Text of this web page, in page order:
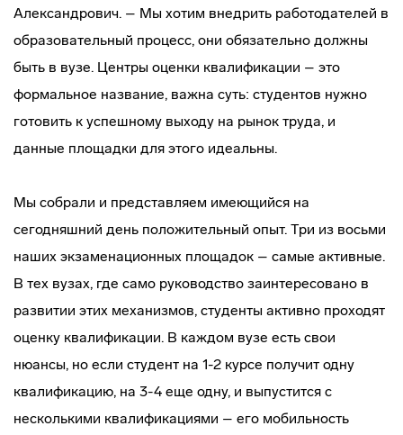
Александрович. – Мы хотим внедрить работодателей в
образовательный процесс, они обязательно должны
быть в вузе. Центры оценки квалификации – это
формальное название, важна суть: студентов нужно
готовить к успешному выходу на рынок труда, и
данные площадки для этого идеальны.
Мы собрали и представляем имеющийся на
сегодняшний день положительный опыт. Три из восьми
наших экзаменационных площадок – самые активные.
В тех вузах, где само руководство заинтересовано в
развитии этих механизмов, студенты активно проходят
оценку квалификации. В каждом вузе есть свои
нюансы, но если студент на 1-2 курсе получит одну
квалификацию, на 3-4 еще одну, и выпустится с
несколькими квалификациями – его мобильность